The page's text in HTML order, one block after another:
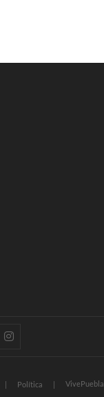
instagram
Política VivePuebla